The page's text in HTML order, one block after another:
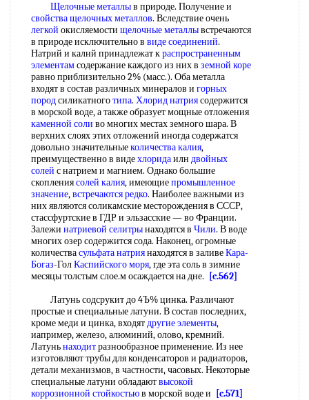
Щелочные металлыв природе. Получение и
свойства щелочных металлов. Вследствие очень
легкой окисляемости щелочные металлывстречаются
в природе исключительно в виде соединений.
Натрий и калнй принадлежат краспространенным
элементамсодержание каждого из них в земной коре
равно приблизительно 2% (масс.). Оба металла
входят в состав различных минералов и горных
породсиликатноготипа. Хлорид натриясодержится
в морской воде, а также образует мощные отложения
каменной соли во многих местах земного шара. В
верхних слоях этих отложений иногда содержатся
довольно значительныеколичества калия,
преимущественно в видехлоридаилн двойных
солей с натрием и магнием. Однако большие
скоплениясолей калия, имеющиепромышленное
значение,встречаются редко. Наиболее важными из
них являются соликамские месторождения в СССР,
стассфуртские в ГДР и эльзасские — во Франции.
Залежи натриевой селитрынаходятся в Чили. В воде
многих озер содержится сода. Наконец, огромные
количествасульфата натриянаходятся в заливеКара-
Богаз-ГолКаспийского моря, где эта соль в зимние
месяцы толстым слое.м осаждается на дне.
[c.562]
Латунь содсрукит до 4Ъ% цинка. Различают
простые и специальные латуни. В состав последних,
кроме меди и цинка, входятдругие элементы,
иапример, железо, алюминий, олово, кремний.
Латуньнаходитразнообразное применение. Из нее
изготовляют трубы для конденсаторов и радиаторов,
детали механизмов, в частности, часовых. Некоторые
специальные латуни обладаютвысокой
коррозионной стойкостьюв морской воде и
[c.571]